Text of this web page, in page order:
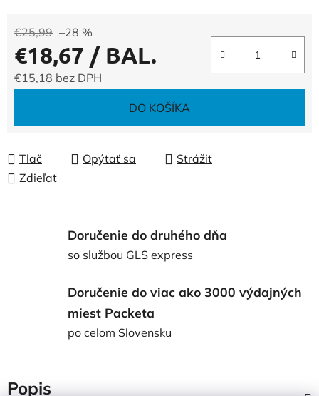
€25,99 –28 %
€18,67 / BAL.
€15,18 bez DPH
DO KOŠÍKA
Tlač Opýtať sa
Strážiť
Zdieľať
Doručenie do druhého dňa
so službou GLS express
Doručenie do viac ako 3000 výdajných
miest Packeta
po celom Slovensku
Popis